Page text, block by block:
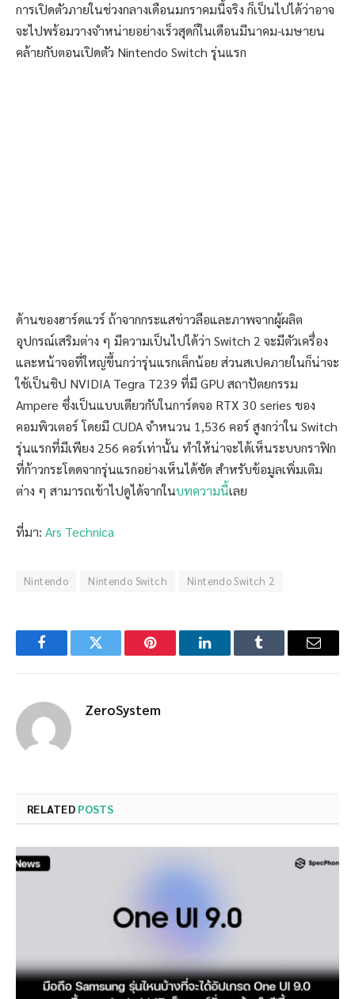
การเปิดตัวภายในช่วงกลางเดือนมกราคมนี้จริง ก็เป็นไปได้ว่าอาจ
จะไปพร้อมวางจำหน่ายอย่างเร็วสุดก็ในเดือนมีนาคม-เมษายน
คล้ายกับตอนเปิดตัว Nintendo Switch รุ่นแรก
ด้านของฮาร์ดแวร์ ถ้าจากกระแสข่าวลือและภาพจากผู้ผลิต
อุปกรณ์เสริมต่าง ๆ มีความเป็นไปได้ว่า Switch 2 จะมีตัวเครื่อง
และหน้าจอที่ใหญ่ขึ้นกว่ารุ่นแรกเล็กน้อย ส่วนสเปคภายในก็น่าจะ
ใช้เป็นชิป NVIDIA Tegra T239 ที่มี GPU สถาปัตยกรรม
Ampere ซึ่งเป็นแบบเดียวกับในการ์ดจอ RTX 30 series ของ
คอมพิวเตอร์ โดยมี CUDA จำหนวน 1,536 คอร์ สูงกว่าใน Switch
รุ่นแรกที่มีเพียง 256 คอร์เท่านั้น ทำให้น่าจะได้เห็นระบบกราฟิก
ที่ก้าวกระโดดจากรุ่นแรกอย่างเห็นได้ชัด สำหรับข้อมูลเพิ่มเติม
ต่าง ๆ สามารถเข้าไปดูได้จากในบทความนี้เลย
ที่มา: Ars Technica
Nintendo Nintendo Switch Nintendo Switch 2
FacebookTwitter Pinterest LinkedInTumblr Email
ZeroSystem
RELATED POSTS